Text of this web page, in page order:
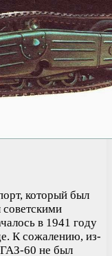
который был
в 1941 году
К сожалению, из-
ГАЗ-60 не был